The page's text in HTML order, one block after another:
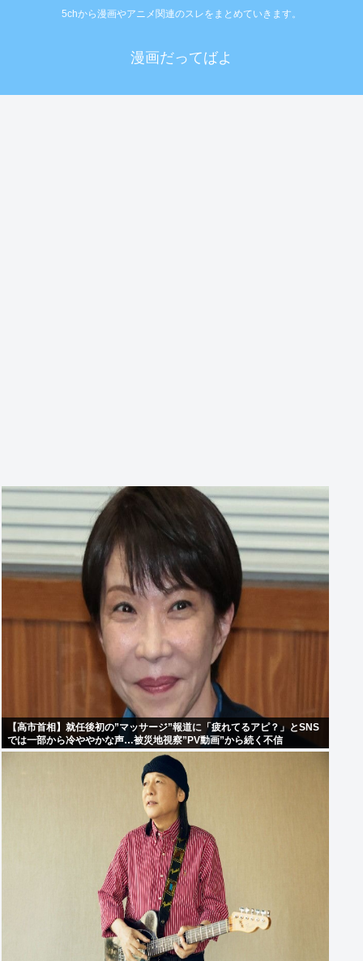
5chから漫画やアニメ関連のスレをまとめていきます。
漫画だってばよ
【高市首相】就任後初の”マッサージ”報道に「疲れてるアピ？」とSNS
では一部から冷ややかな声…被災地視察”PV動画”から続く不信